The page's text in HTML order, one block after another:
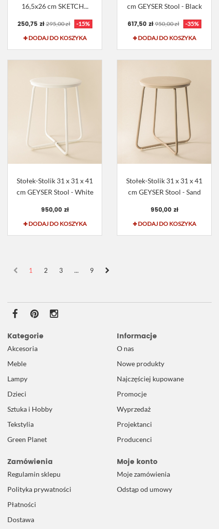
16,5x26 cm SKETCH...
250,75 zł 295,00 zł
-15%
DODAJ DO KOSZYKA
cm GEYSER Stool - Black
617,50 zł 950,00 zł
-35%
DODAJ DO KOSZYKA
Stołek-Stolik 31 x 31 x 41
cm GEYSER Stool - White
950,00 zł
DODAJ DO KOSZYKA
Stołek-Stolik 31 x 31 x 41
cm GEYSER Stool - Sand
950,00 zł
DODAJ DO KOSZYKA
1 2 3 ... 9
Kategorie
Akcesoria
Meble
Lampy
Dzieci
Sztuka i Hobby
Tekstylia
Green Planet
Informacje
O nas
Nowe produkty
Najczęściej kupowane
Promocje
Wyprzedaż
Projektanci
Producenci
Zamówienia
Regulamin sklepu
Polityka prywatności
Płatności
Dostawa
Moje konto
Moje zamówienia
Odstąp od umowy